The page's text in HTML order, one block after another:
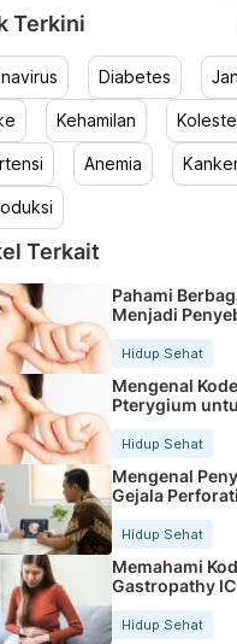
Terkini
Diabetes
Kehamilan
Anemia
Terkait
Pahami
Menjadi
Hidup Sehat
Mengenal
Pterygium
Hidup Sehat
Mengenal
Gejala
Tubuh
Hidup Sehat
Memahami
Gastropathy
Rekam Medis
Hidup Sehat